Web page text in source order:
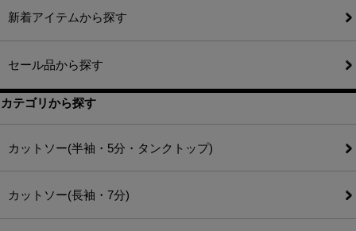
新着アイテムから探す
セール品から探す
カテゴリから探す
カットソー(半袖・5分・タンクトップ)
カットソー(長袖・7分)